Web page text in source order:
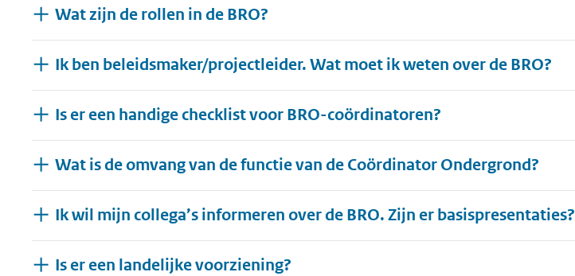
Wat zijn de rollen in de BRO?
Ik ben beleidsmaker/projectleider. Wat moet ik weten over de BRO?
Is er een handige checklist voor BRO-coördinatoren?
Wat is de omvang van de functie van de Coördinator Ondergrond?
Ik wil mijn collega’s informeren over de BRO. Zijn er basispresentaties?
Is er een landelijke voorziening?